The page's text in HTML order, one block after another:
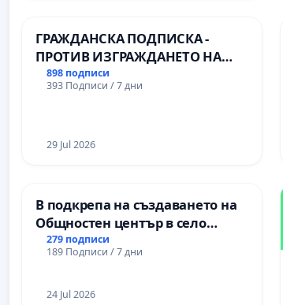
Пазарджик
ГРАЖДАНСКА ПОДПИСКА -
ПРОТИВ ИЗГРАЖДАНЕТО НА
ВЪЖЕНА ЛИНИЯ (ЛИФТ) НА
ТЕРИТОРИЯТА НА ПРИРОДНА
(БУНАРДЖИК)
898 подписи
393 Подписи / 7 дни
29 Jul 2026
В подкрепа на създаването на
Общностен център в село
Църква
279 подписи
189 Подписи / 7 дни
24 Jul 2026